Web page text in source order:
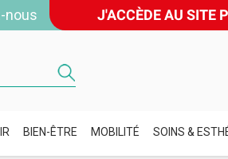
nous J'ACCÈDE AU SITE
BIEN-ÊTRE MOBILITÉ SOINS &